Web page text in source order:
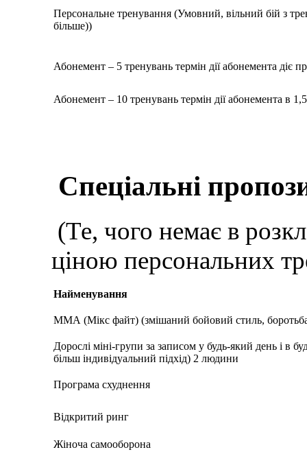
Персональне тренування (Умовний, вільний бій з
більше))
Абонемент – 5 тренувань термін дії абонемента діє
Абонемент – 10 тренувань термін дії абонемента в 1,5
Спеціальні
(Те, чого немає в
ціною персональних
Найменування
ММА (Мікс файт) (змішаний бойовий стиль,
Дорослі міні-групи за записом у будь-який день і в
більш індивідуальний підхід) 2 людини
Програма схуднення
Відкритий ринг
Жіноча самооборона